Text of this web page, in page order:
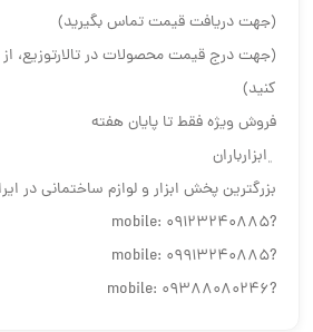
(جهت دریافت قیمت تماس بگیرید)
(جهت درج قیمت محصولات در تالارتوزیع، از
کنید)
فروش ویژه فقط تا پایان هفته
﮼ابزار‌باران
بزرگترین پخش ابزار و لوازم ساختمانی در
?mobile: 09123240885
?mobile: 09913240885
?mobile: 09388080246